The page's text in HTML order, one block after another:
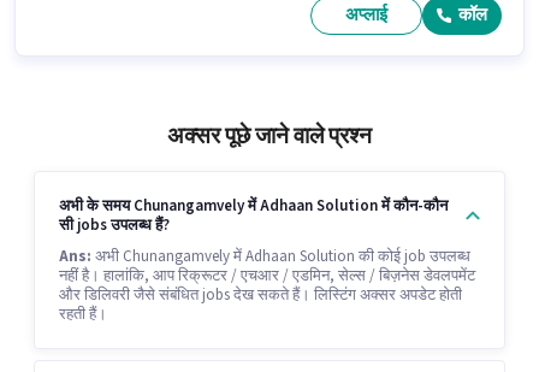
अप्लाई कॉल
अक्सर पूछे जाने वाले प्रश्न
अभी के समय Chunangamvely में Adhaan Solution में कौन-कौन
सी jobs उपलब्ध हैं?
Ans: अभी Chunangamvely में Adhaan Solution की कोई job उपलब्ध
नहीं है। हालांकि, आप रिक्रूटर / एचआर / एडमिन, सेल्स / बिज़नेस डेवलपमेंट
और डिलिवरी जैसे संबंधित jobs देख सकते हैं। लिस्टिंग अक्सर अपडेट होती
रहती हैं।